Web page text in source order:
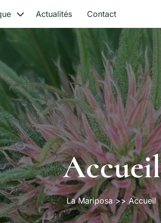
Actualités Contact
Accueil
La Mariposa >> Accueil